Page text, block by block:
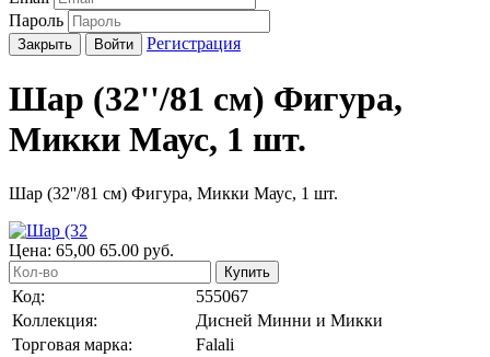
Пароль
Закрыть Войти Регистрация
Шар (32''/81 см) Фигура,
Микки Маус, 1 шт.
Шар (32''/81 см) Фигура, Микки Маус, 1 шт.
Цена: 65,00 65.00 руб.
Купить
Код:
555067
Коллекция:
Дисней Минни и Микки
Торговая марка:
Falali